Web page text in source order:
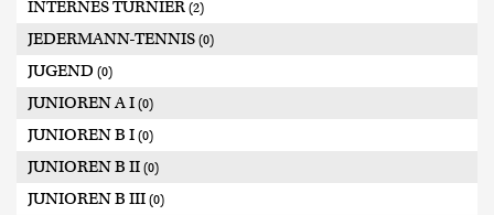
INTERNES TURNIER (2)
JEDERMANN-TENNIS (0)
JUGEND (0)
JUNIOREN A I (0)
JUNIOREN B I (0)
JUNIOREN B II (0)
JUNIOREN B III (0)